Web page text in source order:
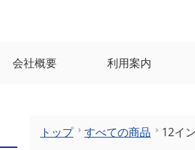
会社概要 利用案内
トップ すべての商品
12イ